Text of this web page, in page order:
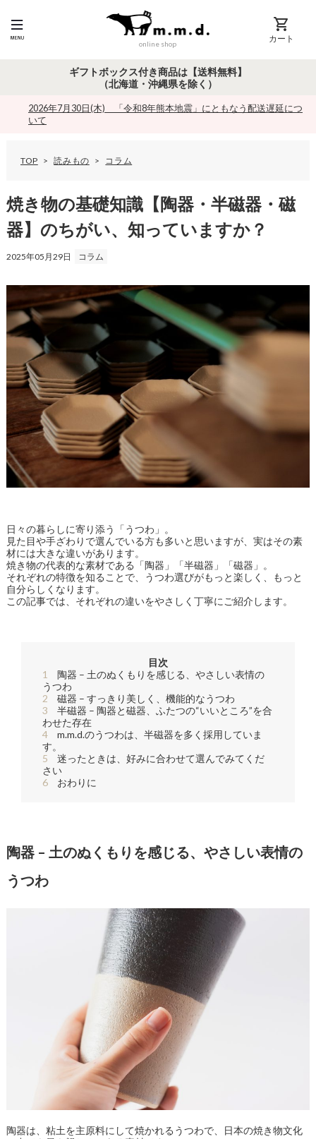
online shop カート
ギフトボックス付き商品は【送料無料】
（北海道・沖縄県を除く）
2026年7月30日(木) 「令和8年熊本地震」にともなう配送遅延につ
いて
TOP 読みもの
コラム
物
の
基
礎
識
器
・
半
磁
器
磁
器
】
の
ち
が
い
、
知
っ
て
か
？
焼き物の基礎知識【陶器・半磁器・磁
器】のちがい、知っていますか？
2025年05月29日 コラム
日々の暮らしに寄り添う「うつわ」。
見た目や手ざわりで選んでいる方も多いと思いますが、実はその素
材には大きな違いがあります。
焼き物の代表的な素材である「陶器」「半磁器」「磁器」。
それぞれの特徴を知ることで、うつわ選びがもっと楽しく、もっと
自分らしくなります。
この記事では、それぞれの違いをやさしく丁寧にご紹介します。
目次
1
陶器 – 土のぬくもりを感じる、やさしい表情の
うつわ
2
磁器 – すっきり美しく、機能的なうつわ
3
半磁器 – 陶器と磁器、ふたつの“いいところ”を合
わせた存在
4
m.m.d.のうつわは、半磁器を多く採用していま
す。
5
迷ったときは、好みに合わせて選んでみてくだ
さい
6
おわりに
陶器 – 土のぬくもりを感じる、やさしい表情の
うつわ
陶器は、粘土を主原料にして焼かれるうつわで、日本の焼き物文化